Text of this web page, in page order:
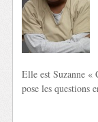
Elle est Suzanne «
pose les questions